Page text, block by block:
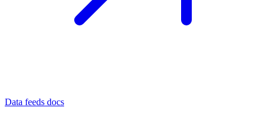
Data feeds docs